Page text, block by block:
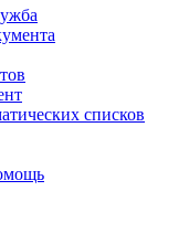
списков